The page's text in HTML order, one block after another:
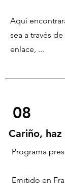
Aquí
sea a través
enlace, ...
08
Cariño,
Programa
Emitido en